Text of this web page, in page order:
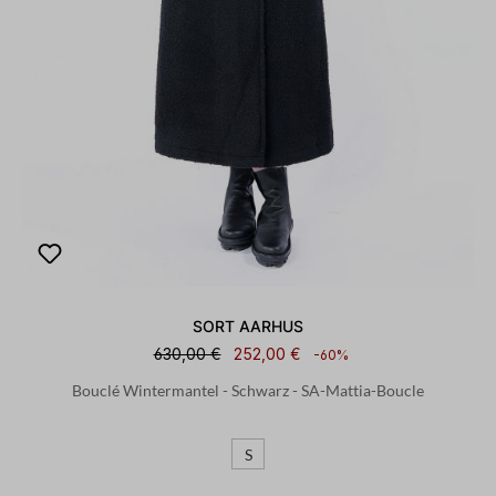
SORT AARHUS
630,00 €
252,00 € -60%
Bouclé Wintermantel - Schwarz - SA-Mattia-Boucle
S